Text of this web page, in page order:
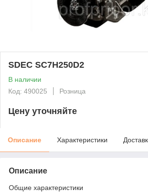
SDEC SC7H250D2
В наличии
Код: 490025
Розница
Цену уточняйте
Описание Характеристики
Описание
Общие характеристики